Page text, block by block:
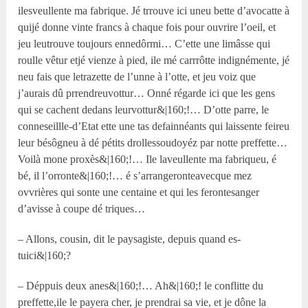
ilesveullente ma fabrique. Jé trrouve ici uneu bette d’avocatte à
quijé donne vinte francs à chaque fois pour ouvrire l’oeil, et
jeu leutrouve toujours ennedôrmi… C’ette une limâsse qui
roulle vêtur etjé vienze à pied, ile mé carrrôtte indignémente, jé
neu fais que letrazette de l’unne à l’otte, et jeu voiz que
j’aurais dû prrendreuvottur… Onné régarde ici que les gens
qui se cachent dedans leurvottur&|160;!… D’otte parre, le
conneseillle-d’Etat ette une tas defainnéants qui laissente feireu
leur bésôgneu à dé pétits drollessoudoyéz par notte preffette…
Voilà mone proxès&|160;!… Ile laveullente ma fabriqueu, é
bé, il l’orronte&|160;!… é s’arrangeronteavecque mez
ovvrières qui sonte une centaine et qui les ferontesanger
d’avisse à coupe dé triques…
– Allons, cousin, dit le paysagiste, depuis quand es-
tuici&|160;?
– Déppuis deux anes&|160;!… Ah&|160;! le conflitte du
preffette,ile le payera cher, je prendrai sa vie, et je dône la